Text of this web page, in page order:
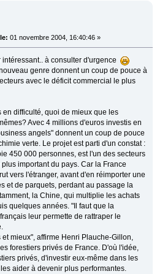
01 novembre 2004, 16:40:46 »
intéressant.. à consulter d'urgence
genre donnent un coup de pouce à
avec le déficit commercial le plus
en difficulté, quoi de mieux que les
Avec 4 millions d'euros investis en
angels" donnent un coup de pouce
verte. Le projet est parti d'un constat :
450 000 personnes, est l'un des secteurs
important du pays. Car la France
vers l'étranger, avant d'en réimporter une
et de parquets, perdant au passage la
la Chine, qui multiplie les achats
quelques années. "Il faut que la
leur permette de rattraper le
et mieux", affirme Henri Plauche-Gillon,
forestiers privés de France. D'où l'idée,
privés, d'investir eux-même dans les
aider à devenir plus performantes.